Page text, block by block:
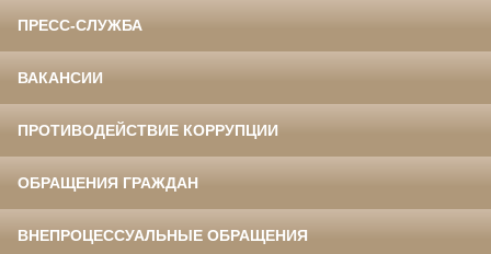
ПРЕСС-СЛУЖБА
ВАКАНСИИ
ПРОТИВОДЕЙСТВИЕ КОРРУПЦИИ
ОБРАЩЕНИЯ ГРАЖДАН
ВНЕПРОЦЕССУАЛЬНЫЕ ОБРАЩЕНИЯ